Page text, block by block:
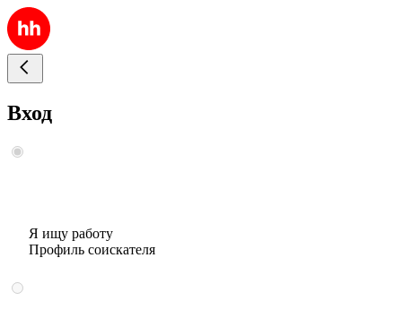
Вход
Я ищу работу
Профиль соискателя